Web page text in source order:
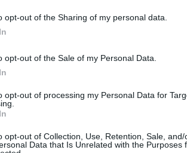
opt-out of the Sharing of my personal data.
opt-out of the Sale of my Personal Data.
opt-out of processing my Personal Data for
opt-out of Collection, Use, Retention, Sale, and/
Data that Is Unrelated with the Purposes
könnyebb megfeledkeznünk az életút nem
tesznek, amikor a drezdai